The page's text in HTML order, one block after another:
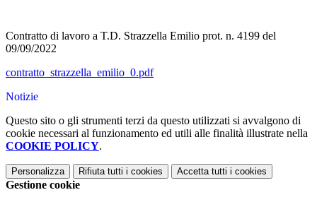
Contratto di lavoro a T.D. Strazzella Emilio prot. n. 4199 del
09/09/2022
contratto_strazzella_emilio_0.pdf
Notizie
Questo sito o gli strumenti terzi da questo utilizzati si avvalgono di
cookie necessari al funzionamento ed utili alle finalità illustrate nella
COOKIE POLICY.
Personalizza Rifiuta tutti i cookies Accetta tutti i cookies
Gestione cookie